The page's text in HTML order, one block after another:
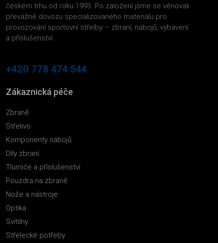
českém trhu od roku 1993. Po založení jsme se věnovali
převážně dovozu specializovaného materiálu pro
provozování sportovní střelby – zbraní, nábojů, vybavení
a příslušenství.
+420 778 474 544
Zákaznická péče
Zbraně
Střelivo
Komponenty nábojů
Díly zbraní
Tlumiče a příslušenství
Pouzdra na zbraně
Nože a nástroje
Optika
Svítilny
Střelecké potřeby